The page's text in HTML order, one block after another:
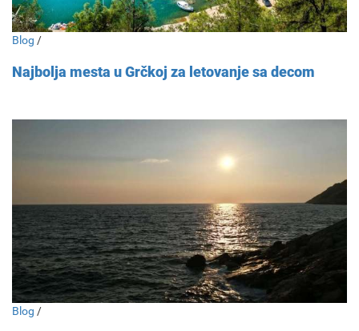
Blog /
Najbolja mesta u Grčkoj za letovanje sa decom
Blog /